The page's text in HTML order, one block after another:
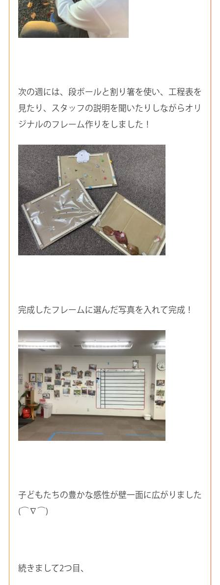
次の週には、段ボールと割り箸を使い、工程表を
見たり、スタッフの説明を聞いたりしながらオリ
ジナルのフレーム作りをしました！
完成したフレームに選んだ写真を入れて完成！
子どもたちの豊かな感性が壁一面に広がりました
(⌒∇⌒)
続きまして2つ目、